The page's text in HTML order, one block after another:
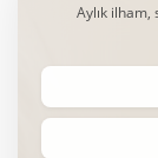
Aylık